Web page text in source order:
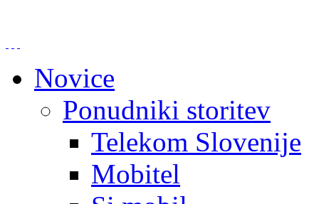
Novice
Ponudniki storitev
Telekom Slovenije
Mobitel